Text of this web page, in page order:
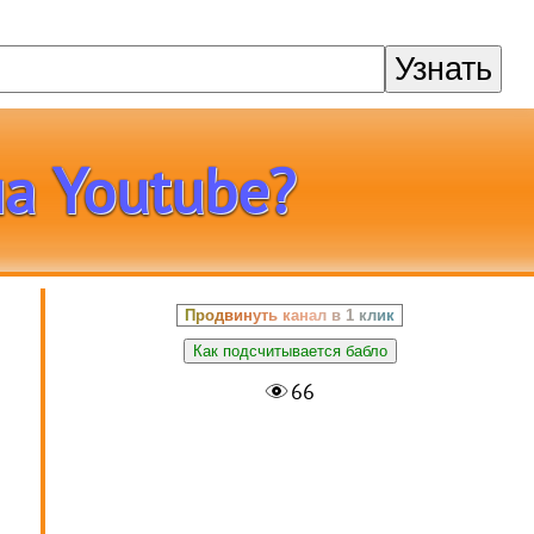
Узнать
Youtube?
Продвинуть канал в 1 клик
Как подсчитывается бабло
66